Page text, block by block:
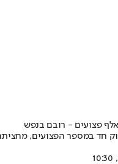
חד במספר הפצועים,